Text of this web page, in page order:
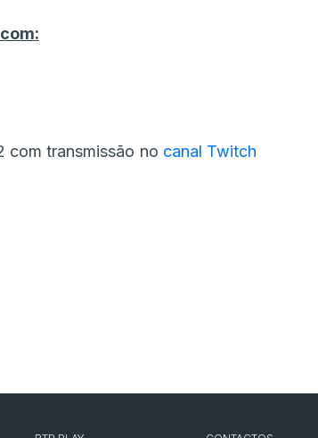
com transmissão no canal Twitch